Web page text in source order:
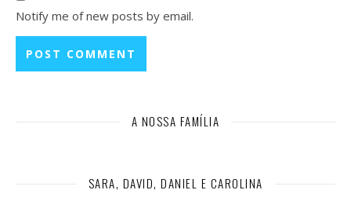
Notify me of new posts by email.
A NOSSA FAMÍLIA
SARA, DAVID, DANIEL E CAROLINA